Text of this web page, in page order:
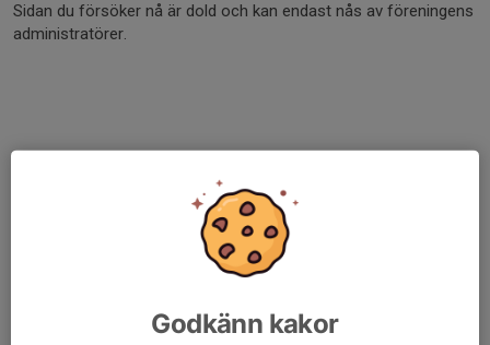
Sidan du försöker nå är dold och kan endast nås av föreningens
administratörer.
Godkänn kakor